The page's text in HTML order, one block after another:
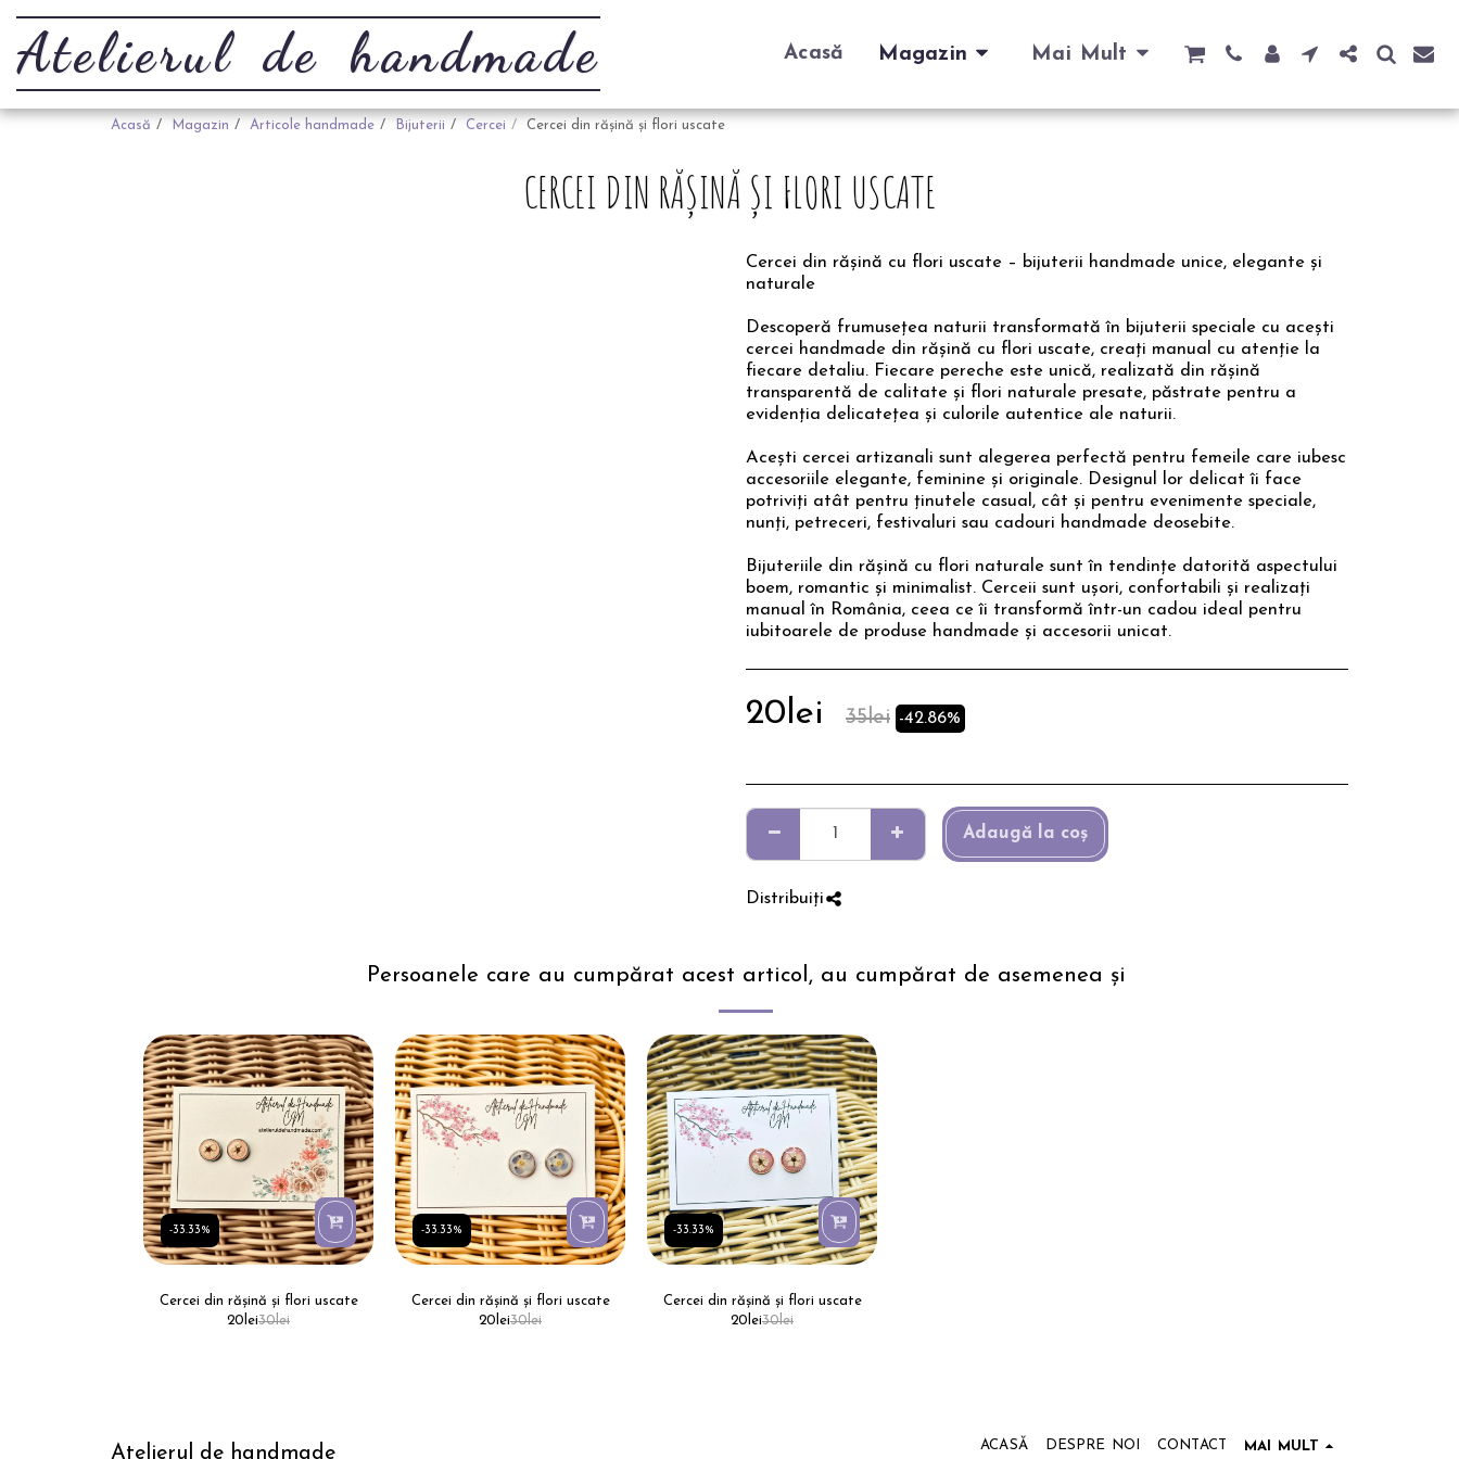
Atelierul de handmade Acasă Magazin Mai Mult
Acasă Magazin Articole handmade Bijuterii Cercei Cercei din rășină și flori uscate
CERCEI DIN RĂȘINĂ ȘI FLORI USCATE
Cercei din rășină cu flori uscate – bijuterii handmade unice, elegante și
naturale
Descoperă frumusețea naturii transformată în bijuterii speciale cu acești
cercei handmade din rășină cu flori uscate, creați manual cu atenție la
fiecare detaliu. Fiecare pereche este unică, realizată din rășină
transparentă de calitate și flori naturale presate, păstrate pentru a
evidenția delicatețea și culorile autentice ale naturii.
Acești cercei artizanali sunt alegerea perfectă pentru femeile care iubesc
accesoriile elegante, feminine și originale. Designul lor delicat îi face
potriviți atât pentru ținutele casual, cât și pentru evenimente speciale,
nunți, petreceri, festivaluri sau cadouri handmade deosebite.
Bijuteriile din rășină cu flori naturale sunt în tendințe datorită aspectului
boem, romantic și minimalist. Cerceii sunt ușori, confortabili și realizați
manual în România, ceea ce îi transformă într-un cadou ideal pentru
iubitoarele de produse handmade și accesorii unicat.
20lei 35lei -42.86%
Adaugă la coş
Distribuiți
Persoanele care au cumpărat acest articol, au cumpărat de asemenea și
-33.33%
Cercei din rășină și flori uscate
30lei
20 lei
-33.33%
Cercei din rășină și flori uscate
30lei
20 lei
-33.33%
Cercei din rășină și flori uscate
30lei
20 lei
Atelierul de handmade ACASĂ DESPRE NOI CONTACT MAI MULT